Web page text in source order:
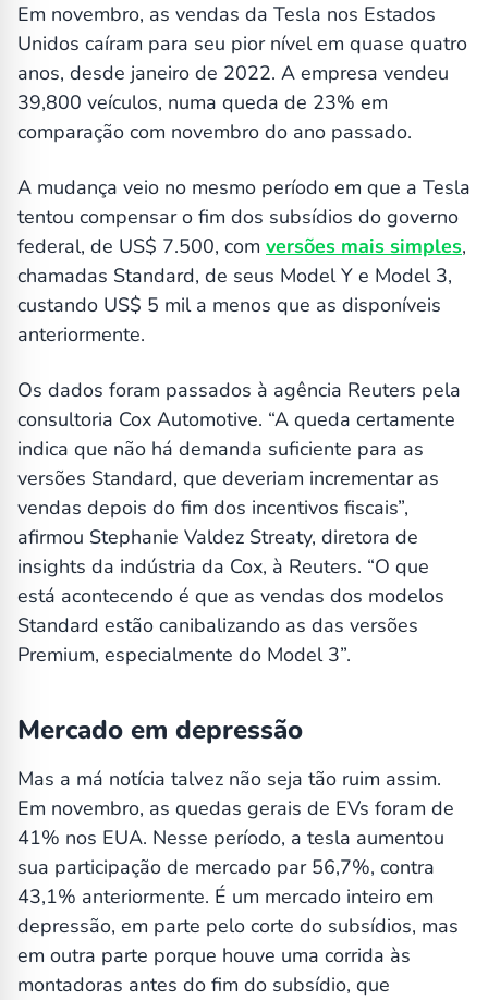
Em novembro, as vendas da Tesla nos Estados
Unidos caíram para seu pior nível em quase quatro
anos, desde janeiro de 2022. A empresa vendeu
39,800 veículos, numa queda de 23% em
comparação com novembro do ano passado.
A mudança veio no mesmo período em que a Tesla
tentou compensar o fim dos subsídios do governo
federal, de US$ 7.500, com versões mais simples,
chamadas Standard, de seus Model Y e Model 3,
custando US$ 5 mil a menos que as disponíveis
anteriormente.
Os dados foram passados à agência Reuters pela
consultoria Cox Automotive. “A queda certamente
indica que não há demanda suficiente para as
versões Standard, que deveriam incrementar as
vendas depois do fim dos incentivos fiscais”,
afirmou Stephanie Valdez Streaty, diretora de
insights da indústria da Cox, à Reuters. “O que
está acontecendo é que as vendas dos modelos
Standard estão canibalizando as das versões
Premium, especialmente do Model 3”.
Mercado em depressão
Mas a má notícia talvez não seja tão ruim assim.
Em novembro, as quedas gerais de EVs foram de
41% nos EUA. Nesse período, a tesla aumentou
sua participação de mercado par 56,7%, contra
43,1% anteriormente. É um mercado inteiro em
depressão, em parte pelo corte do subsídios, mas
em outra parte porque houve uma corrida às
montadoras antes do fim do subsídio, que